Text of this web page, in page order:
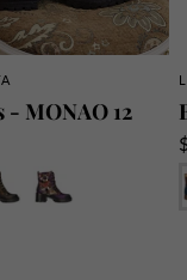
RAPIDE
- MONAO 12